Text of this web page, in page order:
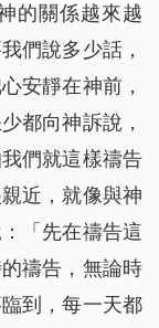
的關係越來越
們說多少話，
安靜在神前，
都向神訴說，
們就這樣禱告
近，就像與神
「 先在禱告這
禱告，無論時
到，每一天都